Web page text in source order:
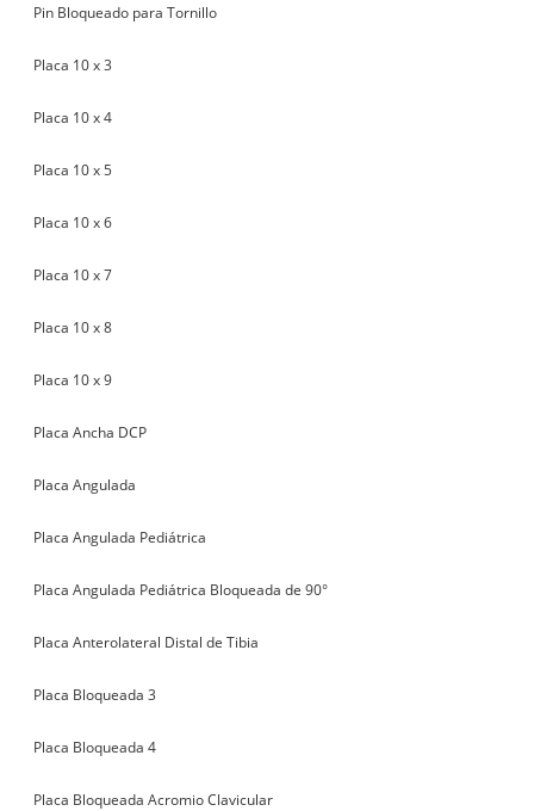
Pin Bloqueado para Tornillo
Placa 10 x 3
Placa 10 x 4
Placa 10 x 5
Placa 10 x 6
Placa 10 x 7
Placa 10 x 8
Placa 10 x 9
Placa Ancha DCP
Placa Angulada
Placa Angulada Pediátrica
Placa Angulada Pediátrica Bloqueada de 90°
Placa Anterolateral Distal de Tibia
Placa Bloqueada 3
Placa Bloqueada 4
Placa Bloqueada Acromio Clavicular